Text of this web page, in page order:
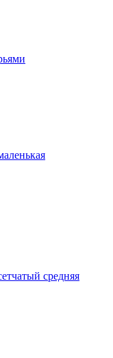
средняя